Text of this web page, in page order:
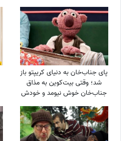
پای جناب‌خان به دنیای کریپتو باز
شد؛ وقتی بیت‌کوین به مذاق
جناب‌خان خوش نیومد و خودش
دست‌ به‌ کار شد😆+ویدیو